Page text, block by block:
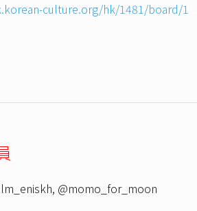
culture.org/hk/1481/board/1
, @momo_for_moon